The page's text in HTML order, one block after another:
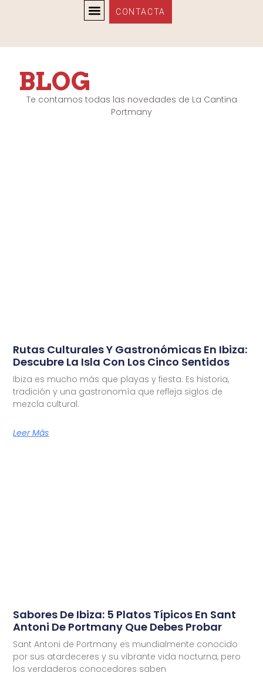
CONTACTA
BLOG
Te contamos todas las novedades de La Cantina
Portmany
Rutas Culturales Y Gastronómicas En Ibiza:
Descubre La Isla Con Los Cinco Sentidos
Ibiza es mucho más que playas y fiesta. Es historia,
tradición y una gastronomía que refleja siglos de
mezcla cultural.
Leer Más
Sabores De Ibiza: 5 Platos Típicos En Sant
Antoni De Portmany Que Debes Probar
Sant Antoni de Portmany es mundialmente conocido
por sus atardeceres y su vibrante vida nocturna, pero
los verdaderos conocedores saben